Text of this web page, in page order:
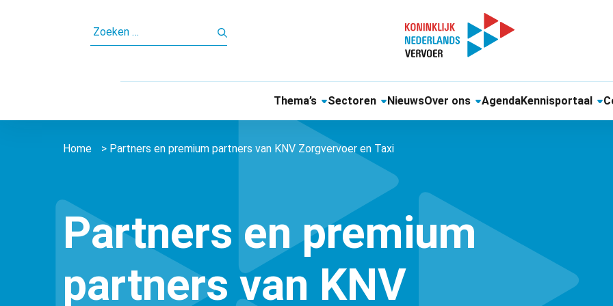
NAAR:
Thema’s Sectoren NieuwsOver ons AgendaKennisportaal
Home > Partners en premium partners van KNV Zorgvervoer en Taxi
Partners en premium
partners van KNV